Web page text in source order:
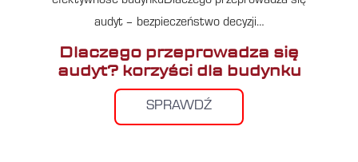
audyt – bezpieczeństwo decyzji…
Dlaczego przeprowadza się
audyt? korzyści dla budynku
SPRAWDŹ